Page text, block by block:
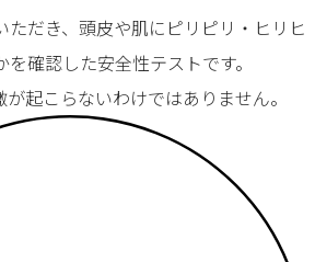
ただき、頭皮や肌にピリピリ・ヒリヒ
を確認した安全性テストです。
起こらないわけではありません。